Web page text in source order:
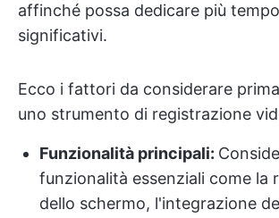
affinché possa dedicare più
significativi.
Ecco i fattori da considerare
uno strumento di registrazione
Funzionalità principali:
funzionalità essenziali come la
dello schermo, l'integrazione